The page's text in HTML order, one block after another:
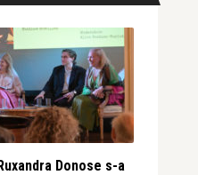
Donose s-a